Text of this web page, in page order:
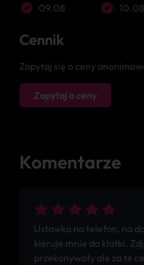
09.08
10.08
Cennik
Zapytaj się o ceny
Zapytaj o ceny
Komentarze
Ustawka na telefon, na
kieruje mnie do klatki.
przekonywały ale za te